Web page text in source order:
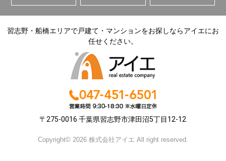
習志野・船橋エリアで戸建て・マンションをお探しならアイエにお
任せください。
〒275-0016 千葉県習志野市津田沼5丁目12-12
Copyright© 2026 株式会社アイエ All right reserved.